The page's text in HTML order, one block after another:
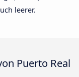
leerer.
Puerto Real